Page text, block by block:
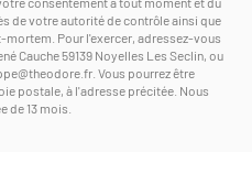
de votre autorité de contrôle ainsi que
Pour l'exercer, adressez-vous
Cauche 59139 Noyelles Les Seclin, ou
. Vous pourrez être
postale, à l'adresse précitée. Nous
de 13 mois.